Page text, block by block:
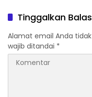
Tinggalkan
Alamat email Anda
wajib ditandai *